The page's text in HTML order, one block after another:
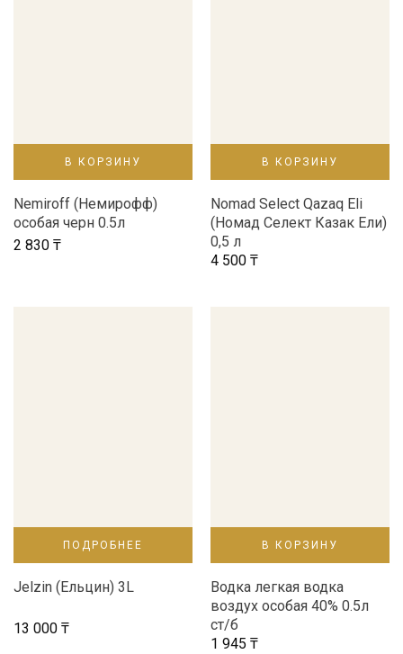
В КОРЗИНУ
Nemiroff (Немирофф)
особая черн 0.5л
2 830 ₸
В КОРЗИНУ
Nomad Select Qazaq Eli
(Номад Селект Казак Ели)
0,5 л
4 500 ₸
ПОДРОБНЕЕ
Jelzin (Ельцин) 3L
13 000 ₸
В КОРЗИНУ
Водка легкая водка
воздух особая 40% 0.5л
ст/б
1 945 ₸